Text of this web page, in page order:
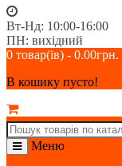
Вт-Нд: 10:00-16:00
ПН: вихідний
0 товар(ів) - 0.00грн.
В кошику пусто!
Меню